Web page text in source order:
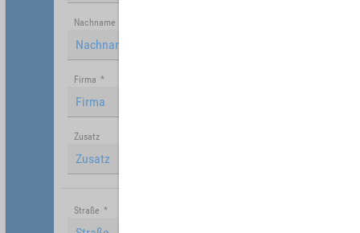
Nachname
Firma *
Zusatz
Straße *